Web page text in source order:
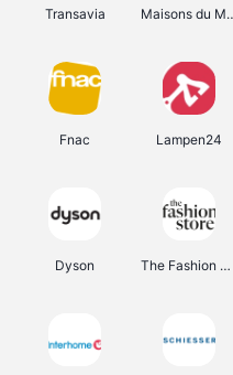
Transavia
Fnac Lampen24
Dyson The Fashion Store